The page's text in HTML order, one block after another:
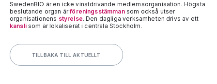
SwedenBIO är en icke vinstdrivande medlemsorganisation. Högsta
beslutande organ ärföreningsstämmansom också utser
organisationens styrelse. Den dagliga verksamheten drivs av ett
kanslisom är lokaliserat i centrala Stockholm.
TILLBAKA TILL AKTUELLT